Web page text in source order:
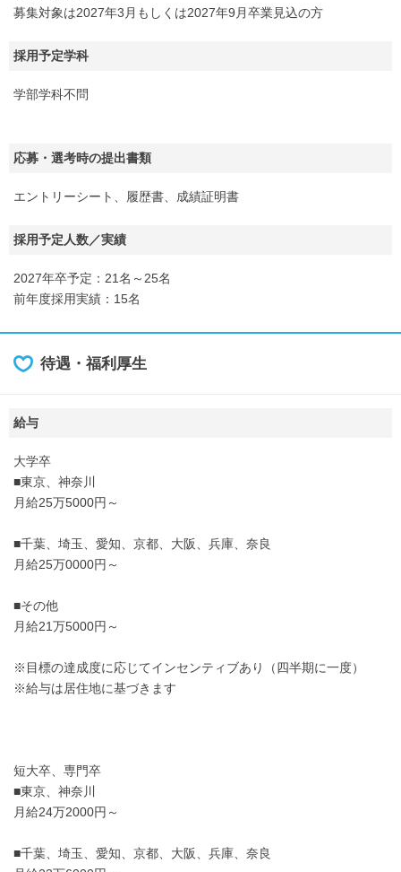
募集対象は2027年3月もしくは2027年9月卒業見込の方
採用予定学科
学部学科不問
応募・選考時の提出書類
エントリーシート、履歴書、成績証明書
採用予定人数／実績
2027年卒予定：21名～25名
前年度採用実績：15名
待遇・福利厚生
給与
大学卒
■東京、神奈川
月給25万5000円～
■千葉、埼玉、愛知、京都、大阪、兵庫、奈良
月給25万0000円～
■その他
月給21万5000円～
※目標の達成度に応じてインセンティブあり（四半期に一度）
※給与は居住地に基づきます
短大卒、専門卒
■東京、神奈川
月給24万2000円～
■千葉、埼玉、愛知、京都、大阪、兵庫、奈良